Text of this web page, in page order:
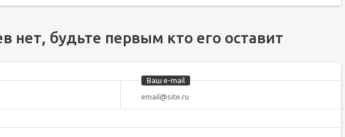
нет, будьте первым кто его оставит
Ваш e-mail